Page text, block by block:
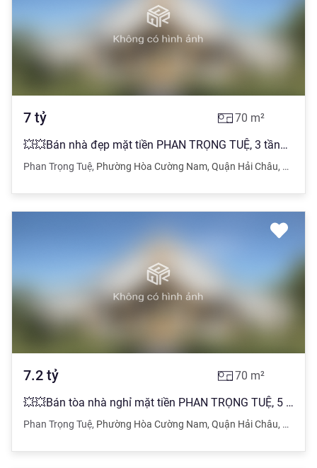
7 tỷ 70 m²
💥💥Bán nhà đẹp mặt tiền PHAN TRỌNG TUỆ, 3 tầng, 70m², 7 tỷ 💥💥
Phan Trọng Tuệ, Phường Hòa Cường Nam, Quận Hải Châu, Đà
7.2 tỷ 70 m²
💥💥Bán tòa nhà nghỉ mặt tiền PHAN TRỌNG TUỆ, 5 tầng, 70m², 7.2 tỷ💥💥
Phan Trọng Tuệ, Phường Hòa Cường Nam, Quận Hải Châu, Đà